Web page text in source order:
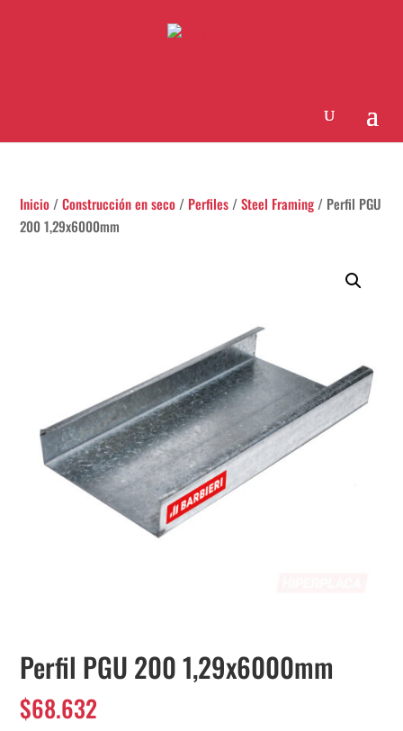
Inicio /Construcción en seco / Perfiles /Steel Framing / Perfil PGU
200 1,29x6000mm
Perfil PGU 200 1,29x6000mm
$68.632